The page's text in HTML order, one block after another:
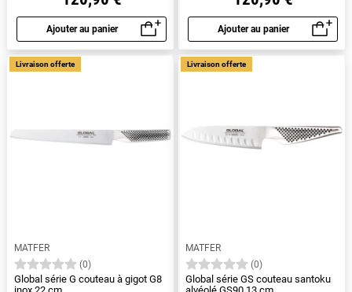
Ajouter au panier
Aperçu rapide
Ajouter au panier
Aperçu rapide
MATFER
(0)
Global série G couteau à gigot G8
Livraison offerte
MATFER
(0)
Global série GS couteau santoku
Livraison offerte